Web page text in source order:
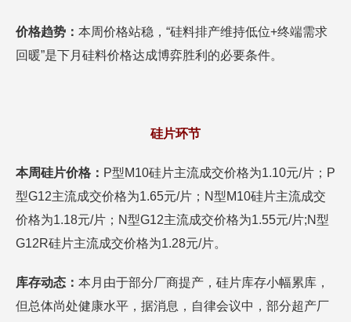
价格趋势： 本周价格站稳，“硅料排产维持低位+终端需求
回暖”是下月硅料价格达成博弈胜利的必要条件。
硅片环节
本周硅片价格： P型M10硅片主流成交价格为1.10元/片；P
型G12主流成交价格为1.65元/片；N型M10硅片主流成交
价格为1.18元/片；N型G12主流成交价格为1.55元/片;N型
G12R硅片主流成交价格为1.28元/片。
库存动态： 本月由于部分厂商提产，硅片库存小幅累库，
但总体尚处健康水平，据消息，自律会议中，部分超产厂